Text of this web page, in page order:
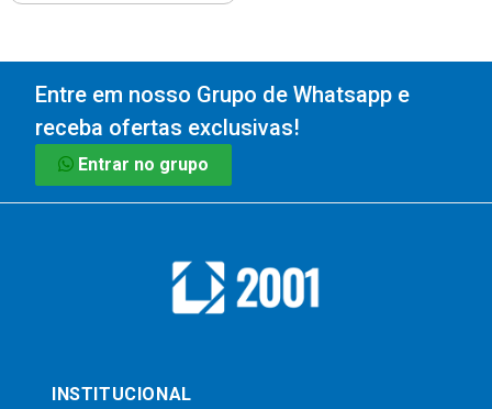
Entre em nosso Grupo de Whatsapp e
receba ofertas exclusivas!
Entrar no grupo
INSTITUCIONAL